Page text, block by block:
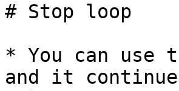
# Stop loop
* You can use
and it